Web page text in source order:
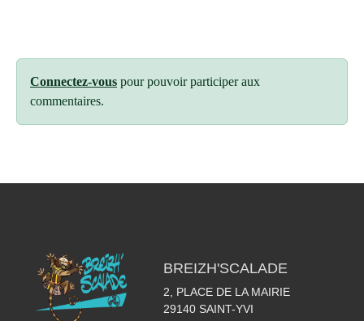
Connectez-vous pour pouvoir participer aux
commentaires.
BREIZH'SCALADE
2, PLACE DE LA MAIRIE
29140 SAINT-YVI